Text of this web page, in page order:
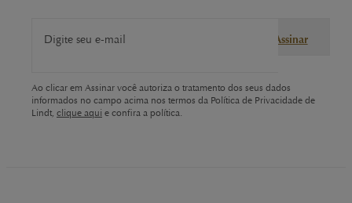
Digite seu e-mail Assinar
Ao clicar em Assinar você autoriza o tratamento dos seus dados
informados no campo acima nos termos da Política de Privacidade de
Lindt, clique aqui e confira a política.